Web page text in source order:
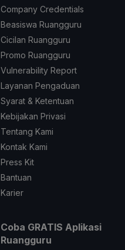
Company Credentials
Beasiswa Ruangguru
Cicilan Ruangguru
Promo Ruangguru
Vulnerability Report
Layanan Pengaduan
Syarat & Ketentuan
Kebijakan Privasi
Tentang Kami
Kontak Kami
Press Kit
Bantuan
Karier
Coba GRATIS Aplikasi
Ruangguru